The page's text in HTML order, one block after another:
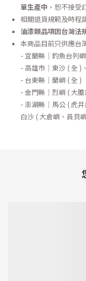
單生產中 ，恕不接受
相關退貨規範及時程
油漆類品項因台灣法
本商品目前只供應台
- 宜蘭縣｜釣魚台列
- 高雄市｜東沙 ( 全 )
- 台東縣｜蘭嶼 ( 全 )
- 金門縣｜烈嶼 ( 大
- 澎湖縣｜馬公 ( 虎
白沙 ( 大倉嶼、員貝